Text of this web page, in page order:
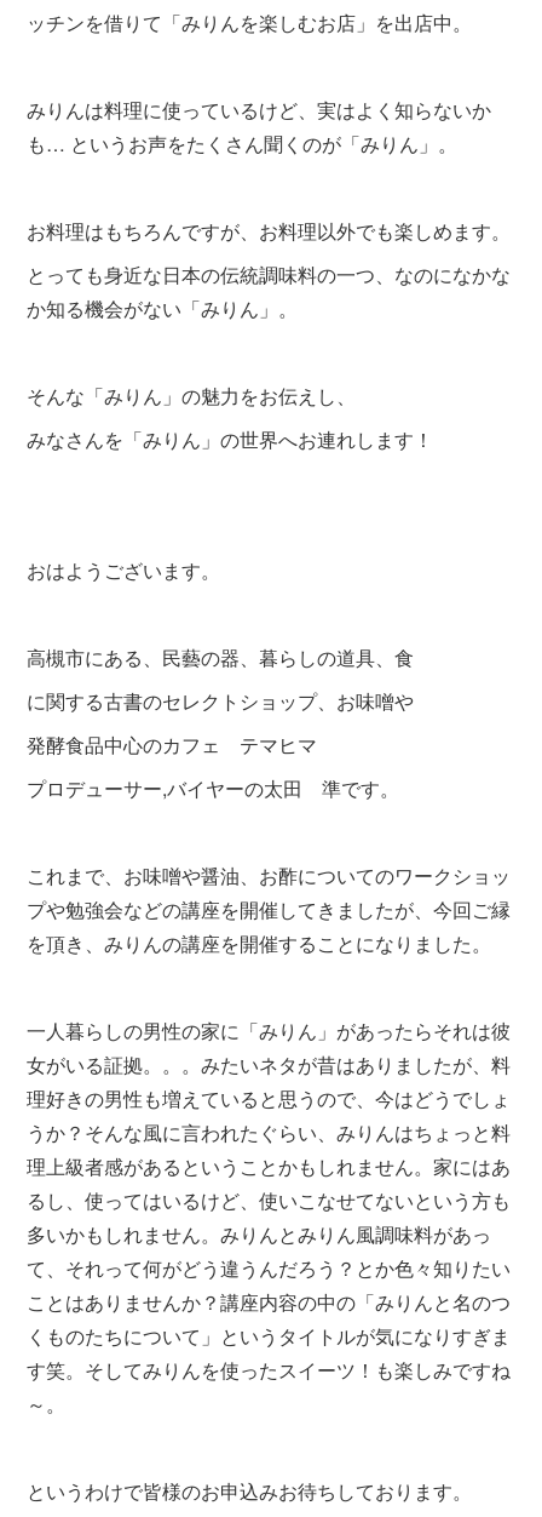
ッチンを借りて「みりんを楽しむお店」を出店中。
みりんは料理に使っているけど、実はよく知らないか
も… というお声をたくさん聞くのが「みりん」。
お料理はもちろんですが、お料理以外でも楽しめます。
とっても身近な日本の伝統調味料の一つ、なのになかな
か知る機会がない「みりん」。
そんな「みりん」の魅力をお伝えし、
みなさんを「みりん」の世界へお連れします！
おはようございます。
高槻市にある、民藝の器、暮らしの道具、食
に関する古書のセレクトショップ、お味噌や
発酵食品中心のカフェ テマヒマ
プロデューサー,バイヤーの太田 準です。
これまで、お味噌や醤油、お酢についてのワークショッ
プや勉強会などの講座を開催してきましたが、今回ご縁
を頂き、みりんの講座を開催することになりました。
一人暮らしの男性の家に「みりん」があったらそれは彼
女がいる証拠。。。みたいネタが昔はありましたが、料
理好きの男性も増えていると思うので、今はどうでしょ
うか？そんな風に言われたぐらい、みりんはちょっと料
理上級者感があるということかもしれません。家にはあ
るし、使ってはいるけど、使いこなせてないという方も
多いかもしれません。みりんとみりん風調味料があっ
て、それって何がどう違うんだろう？とか色々知りたい
ことはありませんか？講座内容の中の「みりんと名のつ
くものたちについて」というタイトルが気になりすぎま
す笑。そしてみりんを使ったスイーツ！も楽しみですね
～。
というわけで皆様のお申込みお待ちしております。